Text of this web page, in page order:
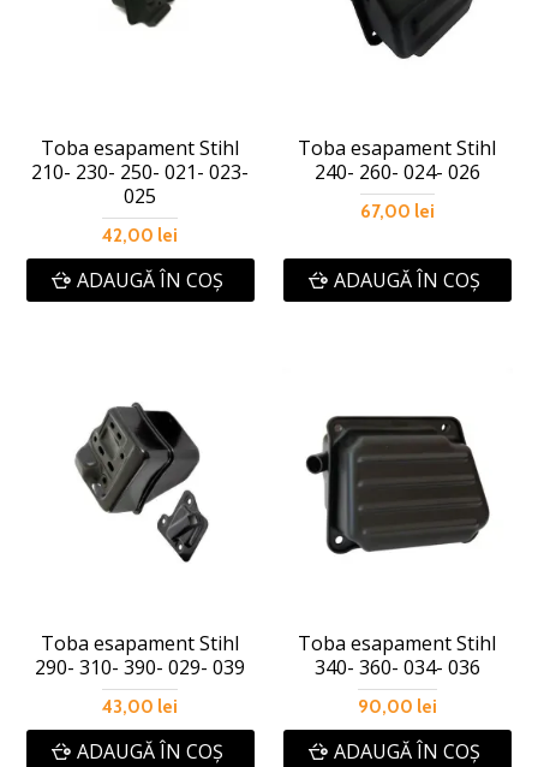
Toba esapament Stihl
210- 230- 250- 021- 023-
025
42,00 lei
ADAUGĂ ÎN COŞ
Toba esapament Stihl
240- 260- 024- 026
67,00 lei
ADAUGĂ ÎN COŞ
Toba esapament Stihl
290- 310- 390- 029- 039
43,00 lei
ADAUGĂ ÎN COŞ
Toba esapament Stihl
340- 360- 034- 036
90,00 lei
ADAUGĂ ÎN COŞ